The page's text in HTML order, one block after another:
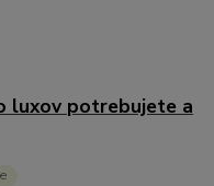
luxov potrebujete a